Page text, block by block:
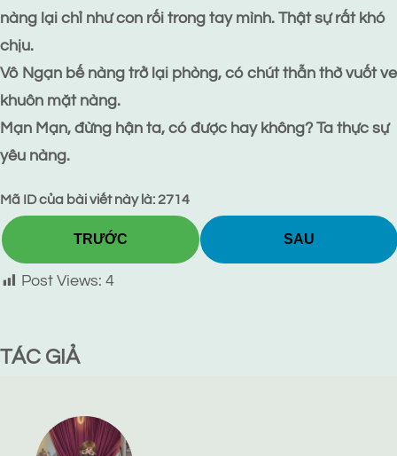
nàng lại chỉ như con rối trong tay mình. Thật sự rất khó
chịu.
Vô Ngạn bế nàng trở lại phòng, có chút thẫn thờ vuốt ve
khuôn mặt nàng.
Mạn Mạn, đừng hận ta, có được hay không? Ta thực sự
yêu nàng.
Mã ID của bài viết này là: 2714
TRƯỚC SAU
Post Views: 4
TÁC GIẢ